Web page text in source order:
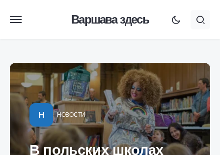
Варшава здесь
Н НОВОСТИ
В польских школах